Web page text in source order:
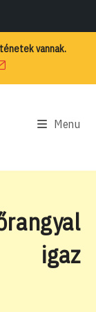
vannak.
Menu
igaz